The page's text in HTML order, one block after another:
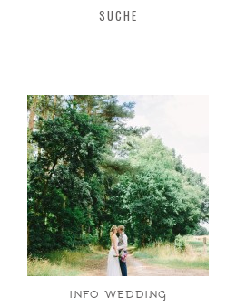
INFO WEDDING